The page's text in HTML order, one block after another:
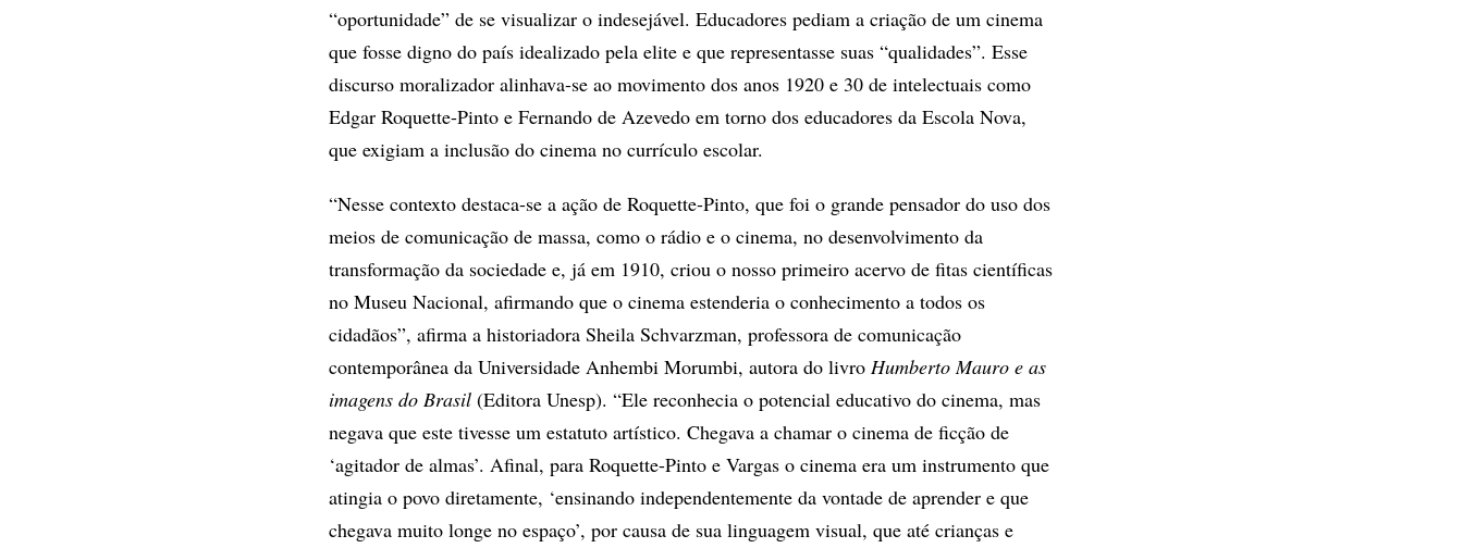
“oportunidade” de se visualizar o indesejável. Educadores pediam a criação de um cinema
que fosse digno do país idealizado pela elite e que representasse suas “qualidades”. Esse
discurso moralizador alinhava-se ao movimento dos anos 1920 e 30 de intelectuais como
Edgar Roquette-Pinto e Fernando de Azevedo em torno dos educadores da Escola Nova,
que exigiam a inclusão do cinema no currículo escolar.
“Nesse contexto destaca-se a ação de Roquette-Pinto, que foi o grande pensador do uso dos
meios de comunicação de massa, como o rádio e o cinema, no desenvolvimento da
transformação da sociedade e, já em 1910, criou o nosso primeiro acervo de fitas científicas
no Museu Nacional, afirmando que o cinema estenderia o conhecimento a todos os
cidadãos”, afirma a historiadora Sheila Schvarzman, professora de comunicação
contemporânea da Universidade Anhembi Morumbi, autora do livro Humberto Mauro e as
imagens do Brasil (Editora Unesp). “Ele reconhecia o potencial educativo do cinema, mas
negava que este tivesse um estatuto artístico. Chegava a chamar o cinema de ficção de
‘agitador de almas’. Afinal, para Roquette-Pinto e Vargas o cinema era um instrumento que
atingia o povo diretamente, ‘ensinando independentemente da vontade de aprender e que
chegava muito longe no espaço’, por causa de sua linguagem visual, que até crianças e